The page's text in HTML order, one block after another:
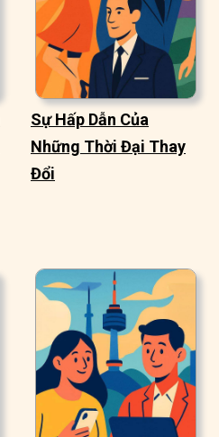
Sự Hấp Dẫn Của
Những Thời Đại Thay
Đổi